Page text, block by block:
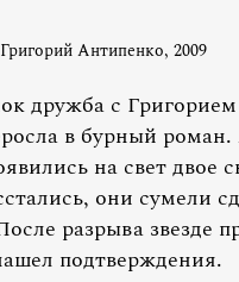
Антипенко, 2009
дружба с
в бурный
на свет
они сумели
разрыва
подтверждения.